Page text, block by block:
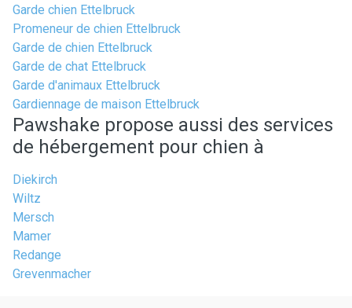
Garde chien Ettelbruck
Promeneur de chien Ettelbruck
Garde de chien Ettelbruck
Garde de chat Ettelbruck
Garde d'animaux Ettelbruck
Gardiennage de maison Ettelbruck
Pawshake propose aussi des services
de hébergement pour chien à
Diekirch
Wiltz
Mersch
Mamer
Redange
Grevenmacher